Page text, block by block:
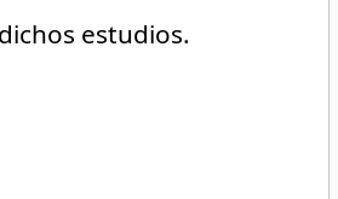
estudios.